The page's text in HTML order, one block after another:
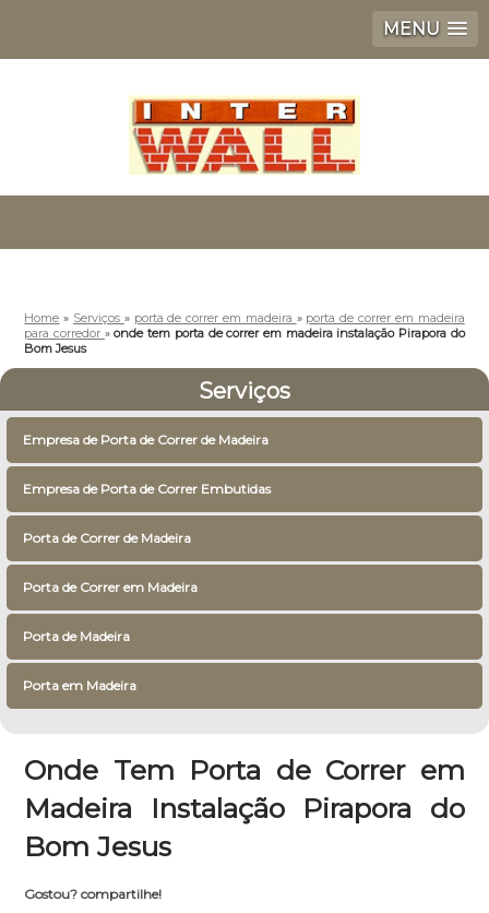
MENU
Home » Serviços » porta de correr em madeira » porta de correr em madeira
para corredor »onde tem porta de correr em madeira instalação Pirapora do
Bom Jesus
Serviços
Empresa de Porta de Correr de Madeira
Empresa de Porta de Correr Embutidas
Porta de Correr de Madeira
Porta de Correr em Madeira
Porta de Madeira
Porta em Madeira
Onde Tem Porta de Correr em
Madeira Instalação Pirapora do
Bom Jesus
Gostou? compartilhe!